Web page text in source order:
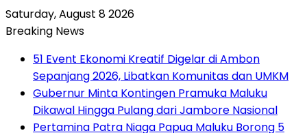
Saturday, August 8 2026
Breaking News
51 Event Ekonomi Kreatif Digelar di Ambon
Sepanjang 2026, Libatkan Komunitas dan UMKM
Gubernur Minta Kontingen Pramuka Maluku
Dikawal Hingga Pulang dari Jambore Nasional
Pertamina Patra Niaga Papua Maluku Borong 5